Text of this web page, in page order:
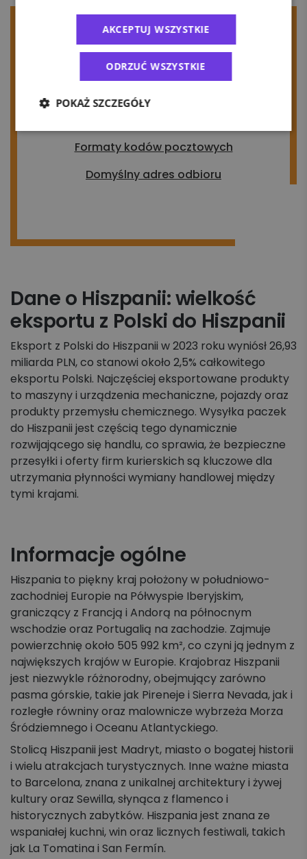
Przeczytaj także:
Rodzaje usług zagranicznych dostępnych
Formaty kodów pocztowych
Domyślny adres odbioru
Dane o Hiszpanii: wielkość
eksportu z Polski do Hiszpanii
Eksport z Polski do Hiszpanii w 2023 roku wyniósł 26,93
miliarda PLN, co stanowi około 2,5% całkowitego
eksportu Polski. Najczęściej eksportowane produkty
to maszyny i urządzenia mechaniczne, pojazdy oraz
produkty przemysłu chemicznego. Wysyłka paczek
do Hiszpanii jest częścią tego dynamicznie
rozwijającego się handlu, co sprawia, że bezpieczne
przesyłki i oferty firm kurierskich są kluczowe dla
utrzymania płynności wymiany handlowej między
tymi krajami​.
Informacje ogólne
Hiszpania to piękny kraj położony w południowo-
zachodniej Europie na Półwyspie Iberyjskim,
graniczący z Francją i Andorą na północnym
wschodzie oraz Portugalią na zachodzie. Zajmuje
powierzchnię około 505 992 km², co czyni ją jednym z
największych krajów w Europie. Krajobraz Hiszpanii
jest niezwykle różnorodny, obejmujący zarówno
pasma górskie, takie jak Pireneje i Sierra Nevada, jak i
rozległe równiny oraz malownicze wybrzeża Morza
Śródziemnego i Oceanu Atlantyckiego.
Stolicą Hiszpanii jest Madryt, miasto o bogatej historii
i wielu atrakcjach turystycznych. Inne ważne miasta
to Barcelona, znana z unikalnej architektury i żywej
kultury oraz Sewilla, słynąca z flamenco i
historycznych zabytków. Hiszpania jest znana ze
wspaniałej kuchni, win oraz licznych festiwali, takich
jak La Tomatina i San Fermín.
AKCEPTUJ WSZYSTKIE
ODRZUĆ WSZYSTKIE
POKAŻ SZCZEGÓŁY